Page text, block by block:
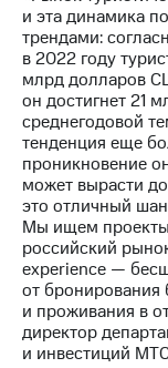
капитал
Контроль
и
аудит
Рынок
акций
Порядок
выкупа
акций
Рынок
и эта динамика
трендами:
в 2022 году
млрд долларов
он достигнет 21
среднегодовой
тенденция еще
проникновение
может вырасти
это отличный
Мы ищем
российский
experience —
от бронирования
и проживания в
директор
и инвестиций